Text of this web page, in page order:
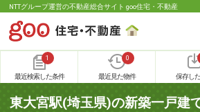
NTTグループ運営の不動産総合サイト goo住宅・不動産
1
最近検索した条件
0
最近見た物件 保存し
東大宮駅(埼玉県)の新築一戸建